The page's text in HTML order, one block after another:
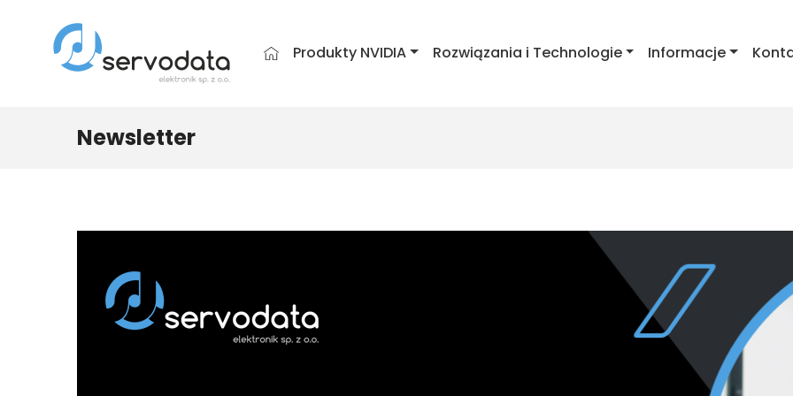
Produkty NVIDIA Rozwiązania i Technologie Informacje
Newsletter